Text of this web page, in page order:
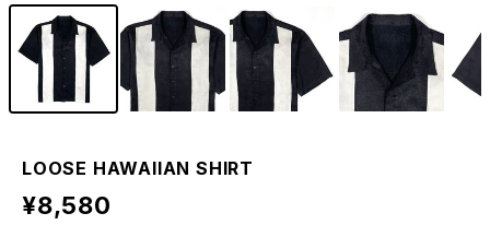
LOOSE HAWAIIAN SHIRT
¥8,580